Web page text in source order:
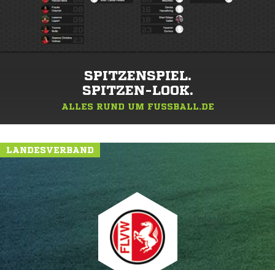
SPITZENSPIEL.
SPITZEN-LOOK.
ALLES RUND UM FUSSBALL.DE
LANDESVERBAND